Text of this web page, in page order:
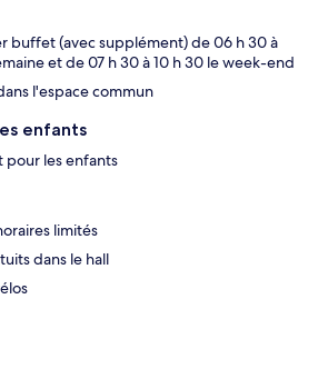
buffet (avec supplément) de 06 h 30 à
et de 07 h 30 à 10 h 30 le week-end
l'espace commun
enfants
pour les enfants
limités
dans le hall